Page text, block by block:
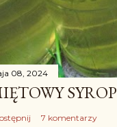
08, 2024
SYROP
7 komentarzy